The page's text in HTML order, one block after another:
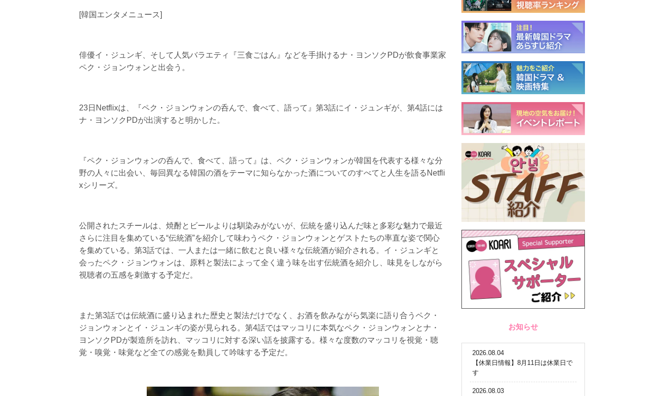
[韓国エンタメニュース]
俳優イ・ジュンギ、そして人気バラエティ『三食ごはん』などを手掛けるナ・ヨンソクPDが飲食事業家
ペク・ジョンウォンと出会う。
23日Netflixは、『ペク・ジョンウォンの呑んで、食べて、語って』第3話にイ・ジュンギが、第4話には
ナ・ヨンソクPDが出演すると明かした。
『ペク・ジョンウォンの呑んで、食べて、語って』は、ペク・ジョンウォンが韓国を代表する様々な分
野の人々に出会い、毎回異なる韓国の酒をテーマに知らなかった酒についてのすべてと人生を語るNetfli
xシリーズ。
公開されたスチールは、焼酎とビールよりは馴染みがないが、伝統を盛り込んだ味と多彩な魅力で最近
さらに注目を集めている“伝統酒”を紹介して味わうペク・ジョンウォンとゲストたちの率直な姿で関心
を集めている。第3話では、一人または一緒に飲むと良い様々な伝統酒が紹介される。イ・ジュンギと
会ったペク・ジョンウォンは、原料と製法によって全く違う味を出す伝統酒を紹介し、味見をしながら
視聴者の五感を刺激する予定だ。
また第3話では伝統酒に盛り込まれた歴史と製法だけでなく、お酒を飲みながら気楽に語り合うペク・
ジョンウォンとイ・ジュンギの姿が見られる。第4話ではマッコリに本気なペク・ジョンウォンとナ・
ヨンソクPDが製造所を訪れ、マッコリに対する深い話を披露する。様々な度数のマッコリを視覚・聴
覚・嗅覚・味覚など全ての感覚を動員して吟味する予定だ。
お知らせ
2026.08.04
【休業日情報】8月11日は休業日で
す
2026.08.03